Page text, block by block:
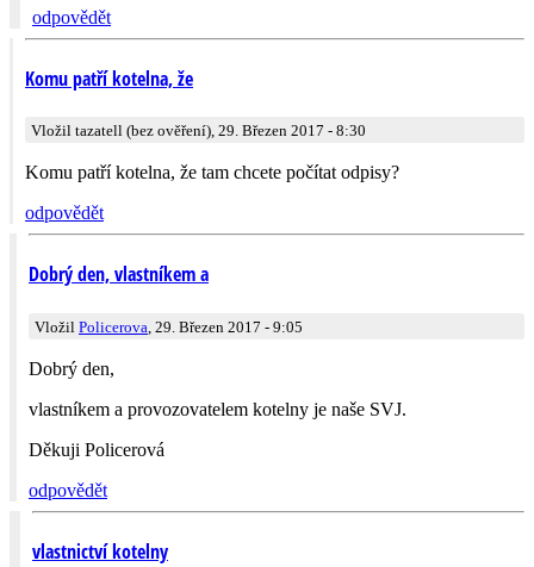
odpovědět
Komu patří kotelna, že
Vložil tazatell (bez ověření), 29. Březen 2017 - 8:30
Komu patří kotelna, že tam chcete počítat odpisy?
odpovědět
Dobrý den, vlastníkem a
Vložil Policerova , 29. Březen 2017 - 9:05
Dobrý den,
vlastníkem a provozovatelem kotelny je naše SVJ.
Děkuji Policerová
odpovědět
vlastnictví kotelny